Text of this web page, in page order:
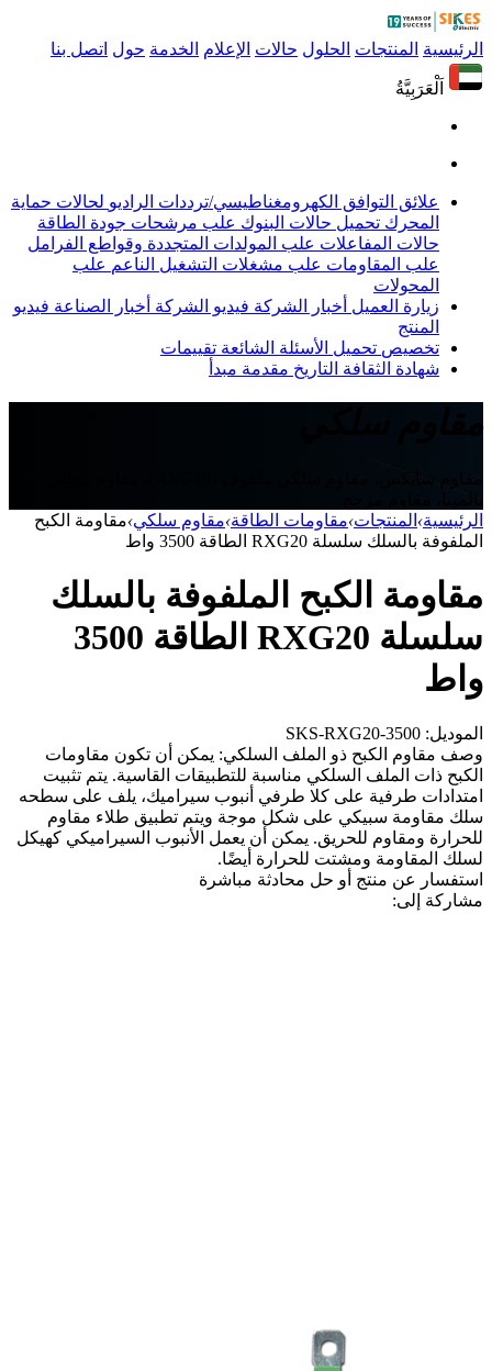
الرئيسية المنتجات الحلول حالات الإعلام الخدمة حول اتصل بنا
اَلْعَرَبِيَّةُ
علائق التوافق الكهرومغناطيسي/ترددات الراديو لحالات حماية
المحرك تحميل حالات البنوك علب مرشحات جودة الطاقة
حالات المفاعلات علب المولدات المتجددة وقواطع الفرامل
علب المقاومات علب مشغلات التشغيل الناعم علب
المحولات
زيارة العميل أخبار الشركة فيديو الشركة أخبار الصناعة فيديو
المنتج
تخصيص تحميل الأسئلة الشائعة تقييمات
شهادة الثقافة التاريخ مقدمة مبدأ
الرئيسية› المنتجات›مقاومات الطاقة›مقاوم سلكي›مقاومة الكبح
الملفوفة بالسلك سلسلة RXG20 الطاقة 3500 واط
مقاومة الكبح الملفوفة بالسلك
سلسلة RXG20 الطاقة 3500
واط
الموديل: SKS-RXG20-3500
وصف مقاوم الكبح ذو الملف السلكي: يمكن أن تكون مقاومات
الكبح ذات الملف السلكي مناسبة للتطبيقات القاسية. يتم تثبيت
امتدادات طرفية على كلا طرفي أنبوب سيراميك، يلف على سطحه
سلك مقاومة سبيكي على شكل موجة ويتم تطبيق طلاء مقاوم
للحرارة ومقاوم للحريق. يمكن أن يعمل الأنبوب السيراميكي كهيكل
لسلك المقاومة ومشتت للحرارة أيضًا.
استفسار عن منتج أو حل محادثة مباشرة
مشاركة إلى: